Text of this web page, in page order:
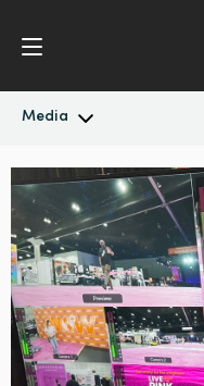
Media
En Son Haberler
Haber Arşivi
Basın Resimleri
Argentina
Australia
Austria
Brazil
Canada